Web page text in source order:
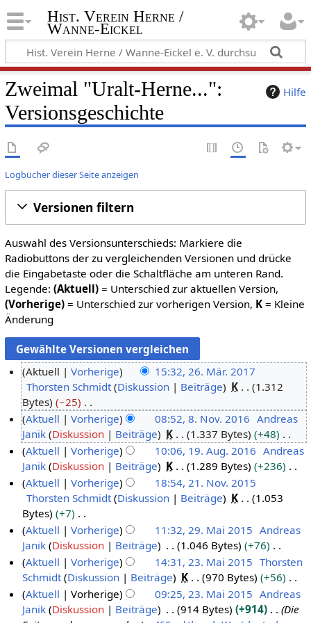
Hist. Verein Herne /
Wanne-Eickel
Hilfe
Zweimal "Uralt-Herne...":
Versionsgeschichte
Logbücher dieser Seite anzeigen
Versionen filtern
Auswahl des Versionsunterschieds: Markiere die
Radiobuttons der zu vergleichenden Versionen und drücke
die Eingabetaste oder die Schaltfläche am unteren Rand.
Legende: (Aktuell)= Unterschied zur aktuellen Version,
(Vorherige)= Unterschied zur vorherigen Version, K= Kleine
Änderung
ä
z
1
Aktuell Vorherige
15:32, 26. Mär. 2017
Thorsten Schmidt Diskussion Beiträge K
1.312
Bytes
−25
K
e
i
n
e
B
e
a
r
b
e
i
t
u
o
m
e
2
Aktuell Vorherige 08:52, 8. Nov. 2016 Andreas
Janik Diskussion Beiträge K 1.337 Bytes
+48
K
e
i
n
e
B
e
a
r
e
i
9
u
u
Aktuell Vorherige 10:06, 19. Aug. 2016 Andreas
Janik Diskussion Beiträge K 1.289 Bytes
+236
K
e
i
n
e
B
e
a
r
b
o
e
Aktuell Vorherige
18:54, 21. Nov. 2015
Thorsten Schmidt Diskussion Beiträge K
1.053
Bytes
+7
K
e
i
n
e
B
e
9
M
Aktuell Vorherige 11:32, 29. Mai 2015 Andreas
Janik Diskussion Beiträge 1.046 Bytes
+76
K
e
i
n
3
Aktuell Vorherige 14:31, 23. Mai 2015 Thorsten
Schmidt Diskussion Beiträge K 970 Bytes
+56
K
e
Aktuell Vorherige 09:25, 23. Mai 2015 Andreas
Janik Diskussion Beiträge 914 Bytes +914
Die